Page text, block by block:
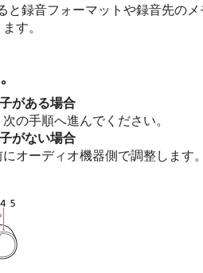
と録音フォーマットや録音先のメ
す。
がある場合
の手順へ進んでください。
がない場合
オーディオ機器側で調整します